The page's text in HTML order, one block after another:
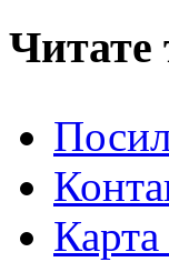
Читате
Карта